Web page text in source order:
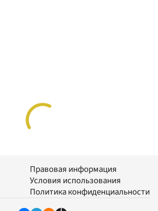
Правовая информация
Условия использования
Политика конфиденциальности